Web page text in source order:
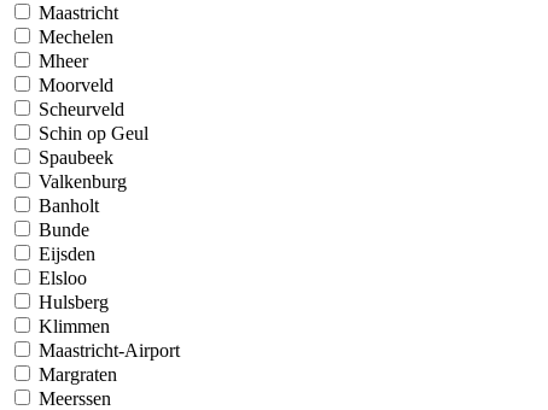
Maastricht
Mechelen
Mheer
Moorveld
Scheurveld
Schin op Geul
Spaubeek
Valkenburg
Banholt
Bunde
Eijsden
Elsloo
Hulsberg
Klimmen
Maastricht-Airport
Margraten
Meerssen